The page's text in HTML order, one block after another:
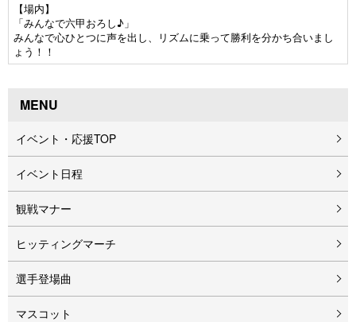
【場内】
「みんなで六甲おろし♪」
みんなで心ひとつに声を出し、リズムに乗って勝利を分かち合いまし
ょう！！
MENU
イベント・応援TOP
イベント⽇程
観戦マナー
ヒッティングマーチ
選手登場曲
マスコット